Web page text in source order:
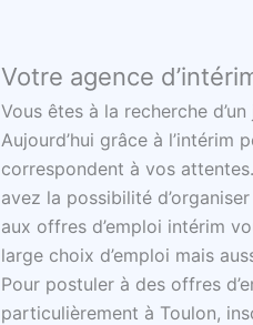
Votre agence
Vous êtes à la recherche
Aujourd’hui grâce à
correspondent à vos
avez la possibilité
aux offres d’emploi intérim
large choix d’emploi mais
Pour postuler à des offres
particulièrement à Toulon,